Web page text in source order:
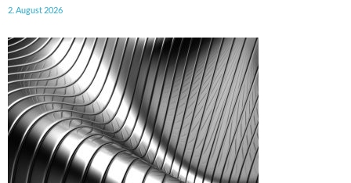
2. August 2026